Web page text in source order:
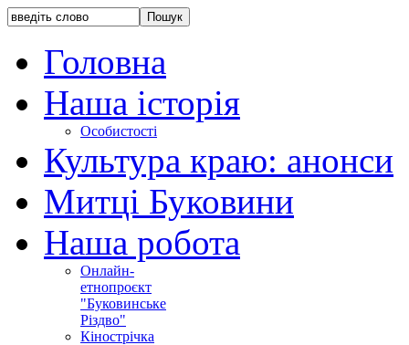
Головна
Наша історія
Особистості
Культура краю: анонси
Митці Буковини
Наша робота
Онлайн-
етнопроєкт
"Буковинське
Різдво"
Кінострічка